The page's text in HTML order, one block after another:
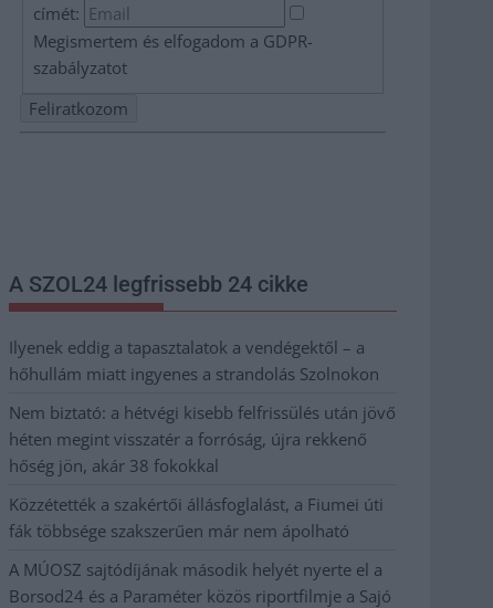
címét:
Megismertem és elfogadom a GDPR-
szabályzatot
A SZOL24 legfrissebb 24 cikke
Ilyenek eddig a tapasztalatok a vendégektől – a
hőhullám miatt ingyenes a strandolás Szolnokon
Nem biztató: a hétvégi kisebb felfrissülés után jövő
héten megint visszatér a forróság, újra rekkenő
hőség jön, akár 38 fokokkal
Közzétették a szakértői állásfoglalást, a Fiumei úti
fák többsége szakszerűen már nem ápolható
A MÚOSZ sajtódíjának második helyét nyerte el a
Borsod24 és a Paraméter közös riportfilmje a Sajó